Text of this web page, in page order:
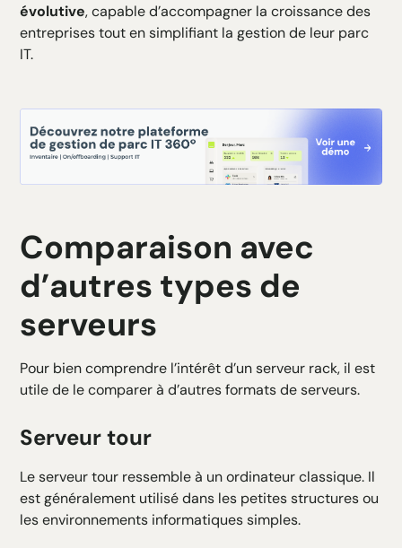
évolutive, capable d’accompagner la croissance des
entreprises tout en simplifiant la gestion de leur parc
IT.
Comparaison avec
d’autres types de
serveurs
Pour bien comprendre l’intérêt d’un serveur rack, il est
utile de le comparer à d’autres formats de serveurs.
Serveur tour
Le serveur tour ressemble à un ordinateur classique. Il
est généralement utilisé dans les petites structures ou
les environnements informatiques simples.